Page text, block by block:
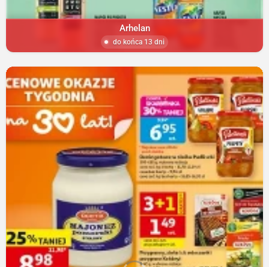
Arhelan
do końca 13 dni